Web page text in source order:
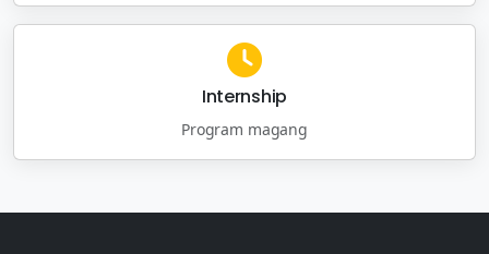
Internship
Program magang